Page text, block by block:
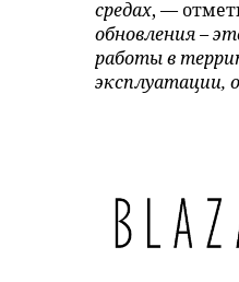
средах, —
обновления –
работы в
эксплуатации,